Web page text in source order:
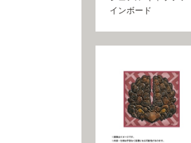
インボード